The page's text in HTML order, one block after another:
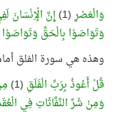
وَالْعَصْرِ(1) إِنَّ الْإِنْسَانَ
وَتَوَاصَوْا بِالْحَقِّ وَتَوَاصَوْا
وهذه هي سورة الفلق
قُلْ أَعُوذُ بِرَبِّ الْفَلَقِ (1)
وَمِنْ شَرِّ النَّفَّاثَاتِ فِي